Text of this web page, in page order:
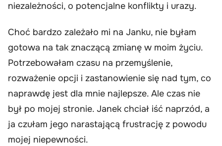
niezależności, o potencjalne konflikty i urazy.
Choć bardzo zależało mi na Janku, nie byłam
gotowa na tak znaczącą zmianę w moim życiu.
Potrzebowałam czasu na przemyślenie,
rozważenie opcji i zastanowienie się nad tym, co
naprawdę jest dla mnie najlepsze. Ale czas nie
był po mojej stronie. Janek chciał iść naprzód, a
ja czułam jego narastającą frustrację z powodu
mojej niepewności.